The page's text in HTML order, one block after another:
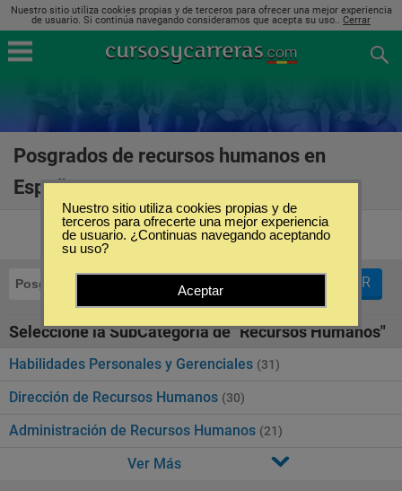
Nuestro sitio utiliza cookies propias y de terceros para ofrecer una mejor experiencia
de usuario. Si continúa navegando consideramos que acepta su uso.. Cerrar
Posgrados de recursos humanos en
España
Posgrados Recursos Humanos FILTRAR
Seleccione la SubCategoría de "Recursos Humanos"
Habilidades Personales y Gerenciales (31)
Dirección de Recursos Humanos (30)
Administración de Recursos Humanos (21)
Ver Más
Nuestro sitio utiliza cookies propias y de
terceros para ofrecerte una mejor experiencia
de usuario. ¿Continuas navegando aceptando
su uso?
Aceptar